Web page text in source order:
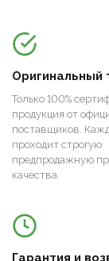
Оригинальный
Только 100%
продукция от
поставщиков.
проходит строгую
предпродажную
качества.
Гарантия и